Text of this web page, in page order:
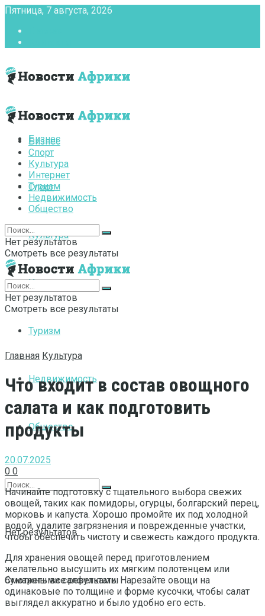
Пятница, 7 августа, 2026
Бизнес
Спорт
Культура
Интернет
Туризм
Недвижимость
Общество
Нет результатов
Смотреть все результаты
Бизнес
Спорт
Культура
Интернет
Туризм
Недвижимость
Общество
Нет результатов
Смотреть все результаты
Нет результатов
Смотреть все результаты
Главная Культура
Что входит в состав овощного
салата и как подготовить
продукты
20.07.2025
0 0
Начинайте подготовку с тщательного выбора свежих
овощей, таких как помидоры, огурцы, болгарский перец,
морковь и капуста. Хорошо промойте их под холодной
водой, удалите загрязнения и поврежденные участки,
чтобы обеспечить чистоту и свежесть каждого продукта.
Для хранения овощей перед приготовлением
желательно высушить их мягким полотенцем или
бумажными салфетками. Нарезайте овощи на
одинаковые по толщине и форме кусочки, чтобы салат
выглядел аккуратно и было удобно его есть.